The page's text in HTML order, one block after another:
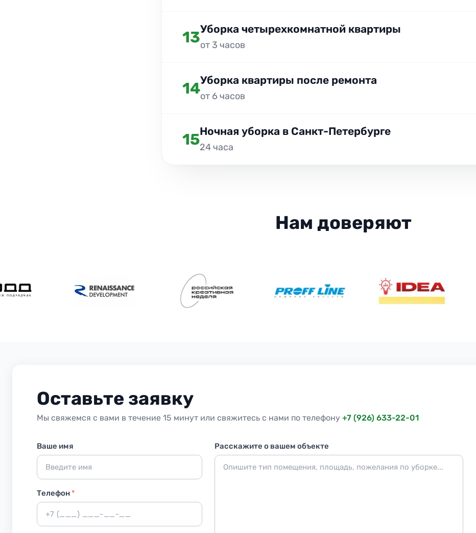
13Уборка четырехкомнатной квартиры
от 3 часов
14Уборка квартиры после ремонта
от 6 часов
15Ночная уборка в Санкт-Петербурге
24 часа
Нам доверяют
Оставьте заявку
Мы свяжемся с вами в течение 15 минут или свяжитесь с нами по телефону +7 (926) 633-22-01
Ваше имя
Телефон*
Расскажите о вашем объекте